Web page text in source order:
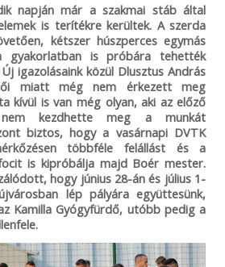
napján már a szakmai stáb által
is terítékre kerültek. A szerda
kétszer húszperces egymás
gyakorlatban is próbára tehették
igazolásaink közül Dlusztus András
miatt még nem érkezett meg
kívül is van még olyan, aki az előző
kezdhette meg a munkát
biztos, hogy a vasárnapi DVTK
többféle felállást és a
is kipróbálja majd Boér mester.
hogy június 28-án és július 1-
lép pályára együttesünk,
Kamilla Gyógyfürdő, utóbb pedig a